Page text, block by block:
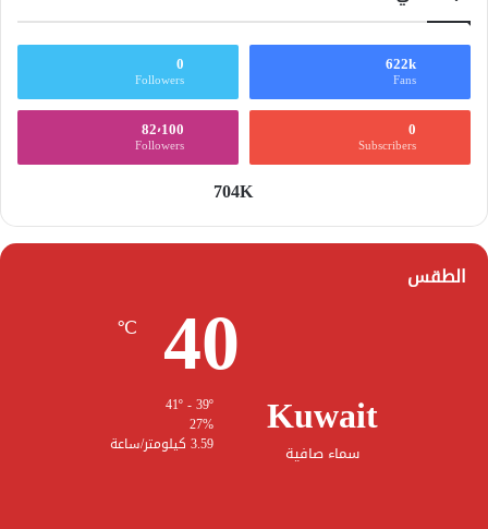
622k
Fans
0
Followers
0
Subscribers
82٬100
Followers
704K
الطقس
Kuwait
سماء صافية
40
℃
27%
3.59 كيلومتر/ساعة